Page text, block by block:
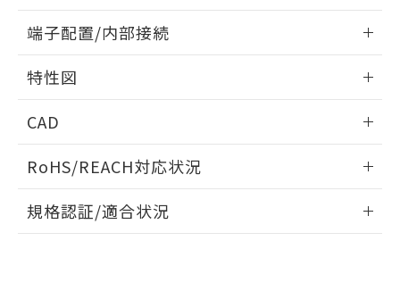
外形図
端子配置/内部接続
端子配置/内部接続
特性図
電気的寿命曲線
CAD
ドすることができます。
ログイン/会員登録
RoHS/REACH対応状況
EU RoHS 注意事項・凡例
規格認証/適合状況
指します。
ものではありません。
また、RoHS指令のフタル酸エステル類４
物質の対応では、対応完了までの期間は出
荷製品に未対応品が混在することから備考
欄に対応日を記載しておりました。
す。